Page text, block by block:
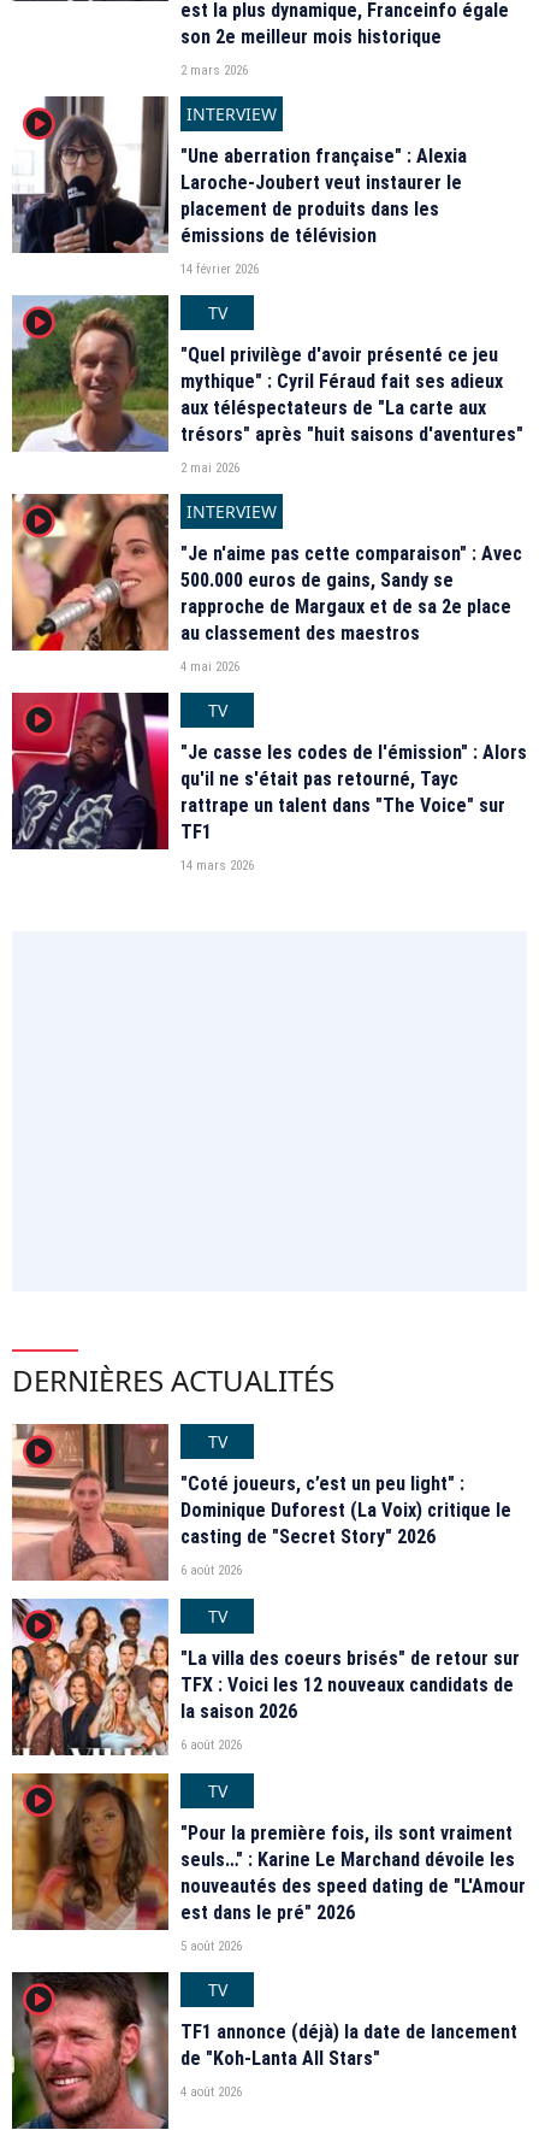
est la plus dynamique, Franceinfo égale
son 2e meilleur mois historique
2 mars 2026
player2
INTERVIEW
"Une aberration française" : Alexia
Laroche-Joubert veut instaurer le
placement de produits dans les
émissions de télévision
14 février 2026
player2
TV
"Quel privilège d'avoir présenté ce jeu
mythique" : Cyril Féraud fait ses adieux
aux téléspectateurs de "La carte aux
trésors" après "huit saisons d'aventures"
2 mai 2026
player2
INTERVIEW
"Je n'aime pas cette comparaison" : Avec
500.000 euros de gains, Sandy se
rapproche de Margaux et de sa 2e place
au classement des maestros
4 mai 2026
player2
TV
"Je casse les codes de l'émission" : Alors
qu'il ne s'était pas retourné, Tayc
rattrape un talent dans "The Voice" sur
TF1
14 mars 2026
DERNIÈRES ACTUALITÉS
player2
TV
"Coté joueurs, c’est un peu light" :
Dominique Duforest (La Voix) critique le
casting de "Secret Story" 2026
6 août 2026
player2
TV
"La villa des coeurs brisés" de retour sur
TFX : Voici les 12 nouveaux candidats de
la saison 2026
6 août 2026
player2
TV
"Pour la première fois, ils sont vraiment
seuls…" : Karine Le Marchand dévoile les
nouveautés des speed dating de "L'Amour
est dans le pré" 2026
5 août 2026
player2
TV
TF1 annonce (déjà) la date de lancement
de "Koh-Lanta All Stars"
4 août 2026